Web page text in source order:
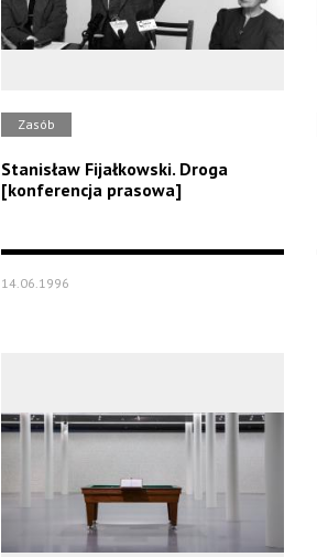
Zasób
Stanisław Fijałkowski. Droga
[konferencja prasowa]
14.06.1996